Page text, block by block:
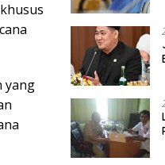
yang